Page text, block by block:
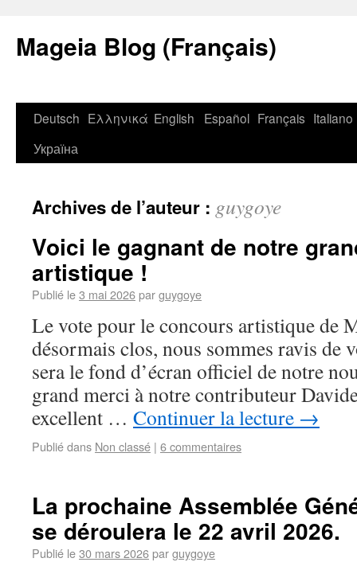
Mageia Blog (Français)
Deutsch Ελληνικά English Español Français Italiano
Україна
Archives de l’auteur : guygoye
Voici le gagnant de notre
artistique !
Publié le3 mai 2026parguygoye
Le vote pour le concours artistique de
désormais clos, nous sommes ravis de
sera le fond d’écran officiel de notre
grand merci à notre contributeur
excellent … Continuer la lecture →
Publié dans Non classé | 6 commentaires
La prochaine Assemblée
se déroulera le 22 avril 2026.
Publié le30 mars 2026parguygoye